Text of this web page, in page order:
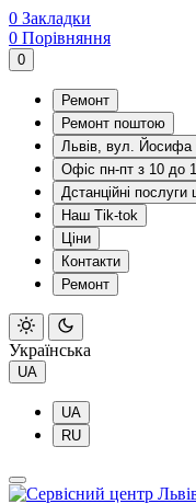
0 Закладки
0 Порівняння
0
Ремонт
Ремонт поштою
Львів, вул. Йосифа
Офіс пн-пт з 10 до
Дстанційні
Наш Tik-tok
Ціни
Контакти
Ремонт
Українська
UA
UA
RU